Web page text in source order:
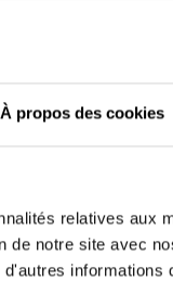
À propos des cookies
relatives aux
de notre site avec
informations